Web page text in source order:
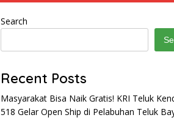
Search
Recent Posts
Masyarakat Bisa Naik Gratis! KRI Teluk
518 Gelar Open Ship di Pelabuhan Teluk